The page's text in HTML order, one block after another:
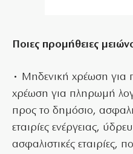
Ποιες προμήθειες
• Μηδενική χρέωση για
χρέωση για πληρωμή
προς το δημόσιο,
εταιρίες ενέργειας,
ασφαλιστικές εταιρίες,